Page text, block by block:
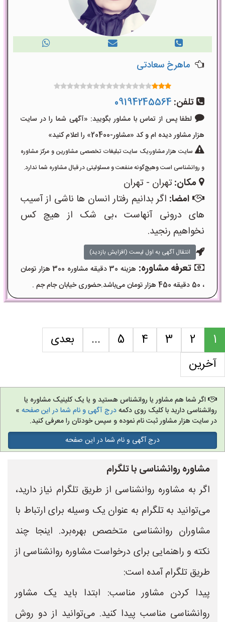
ماهرخ سعادتی
تلفن: 09194245564
لطفا پس از تماس با مشاور بگویید: «آگهی شما را در سایت
هزار مشاور دیده ام و کد «مشاور-20400» را اعلام کنید»
سایت هزار مشاور،یک سایت تبلیغات تخصصی مشاورین و مرکز مشاوره
و روانشناسی است وهیچ‌گونه منفعت و مسئولیتی در قبال مشاوره شما ندارد.
مکان:تهران - تهران
امضا: اگر بدانیم رفتار انسان ها ناشی از آسیب
های درونی آنهاست ،بی شک از هیچ کس
نخواهیم رنجید.
انتقال آگهی به اول لیست (افزایش بازدید)
تعرفه مشاوره:
هزینه 30 دقیقه مشاوره 300 هزار تومان
، 50 دقیقه 450 هزار تومان می‌باشد.حضوری خیابان جام جم .
1
2
3
4
5
...
بعدی
آخرین
اگر شما هم مشاور یا روانشناس هستید و یا یک کلینیک مشاوره یا
روانشناسی دارید با کلیک روی دکمهدرج آگهی و نام شما در این صفحه »
در سایت هزار مشاور ثبت نام نموده و سپس خودتان را معرفی کنید.
درج آگهی و نام شما در این صفحه
مشاوره روانشناسی با تلگرام
اگر به مشاوره روانشناسی از طریق تلگرام نیاز دارید،
می‌توانید به تلگرام به عنوان یک وسیله برای ارتباط با
مشاوران روانشناسی متخصص بهره‌برد. اینجا چند
نکته و راهنمایی برای درخواست مشاوره روانشناسی از
طریق تلگرام آمده است:
پیدا کردن مشاور مناسب: ابتدا باید یک مشاور
روانشناسی مناسب پیدا کنید. می‌توانید از دو روش